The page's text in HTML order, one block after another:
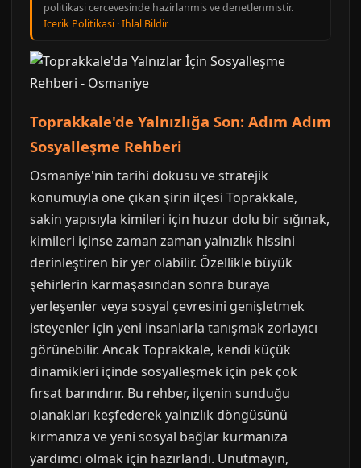
politikasi cercevesinde hazirlanmis ve denetlenmistir.
Icerik Politikasi ·Ihlal Bildir
Toprakkale'de Yalnızlığa Son: Adım Adım
Sosyalleşme Rehberi
Osmaniye'nin tarihi dokusu ve stratejik
konumuyla öne çıkan şirin ilçesi Toprakkale,
sakin yapısıyla kimileri için huzur dolu bir sığınak,
kimileri içinse zaman zaman yalnızlık hissini
derinleştiren bir yer olabilir. Özellikle büyük
şehirlerin karmaşasından sonra buraya
yerleşenler veya sosyal çevresini genişletmek
isteyenler için yeni insanlarla tanışmak zorlayıcı
görünebilir. Ancak Toprakkale, kendi küçük
dinamikleri içinde sosyalleşmek için pek çok
fırsat barındırır. Bu rehber, ilçenin sunduğu
olanakları keşfederek yalnızlık döngüsünü
kırmanıza ve yeni sosyal bağlar kurmanıza
yardımcı olmak için hazırlandı. Unutmayın,